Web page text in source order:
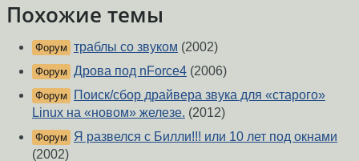
Похожие темы
Форум траблы со звуком (2002)
Форум Дрова под nForce4 (2006)
Форум
Поиск/сбор драйвера звука для «старого»
Linux на «новом» железе. (2012)
Форум
Я развелся с Билли!!! или 10 лет под окнами
(2002)